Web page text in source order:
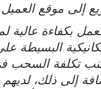
إلى موقع
بكفاءة عالية
البسيطة
تكلفة السحب
إلى ذلك،